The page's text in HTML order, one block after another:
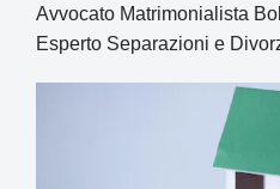
Avvocato Matrimonialista
Esperto Separazioni e